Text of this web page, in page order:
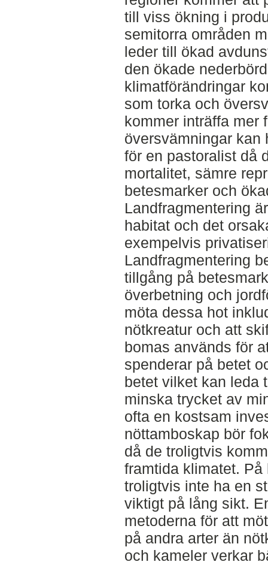
till viss ökning i
semitorra områden
leder till ökad
den ökade
klimatförändringar
som torka och
kommer inträffa mer
översvämningar kan
för en pastoralist då
mortalitet, sämre
betesmarker och
Landfragmentering
habitat och det
exempelvis
Landfragmentering
tillgång på
överbetning och
möta dessa hot
nötkreatur och att
bomas används för
spenderar på betet
betet vilket kan leda
minska trycket av
ofta en kostsam
nöttamboskap bör
då de troligtvis
framtida klimatet.
troligtvis inte ha en
viktigt på lång sikt.
metoderna för att
på andra arter än
och kameler verkar